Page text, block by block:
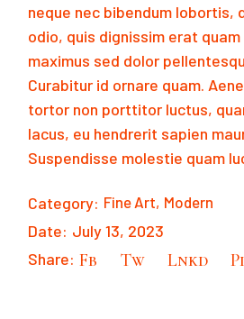
neque nec bibendum lobortis,
odio, quis dignissim erat
maximus sed dolor
Curabitur id ornare quam.
tortor non porttitor luctus,
lacus, eu hendrerit sapien
Suspendisse molestie quam
Category: Fine Art Modern
Date: July 13, 2023
Share: Fb Tw Lnkd